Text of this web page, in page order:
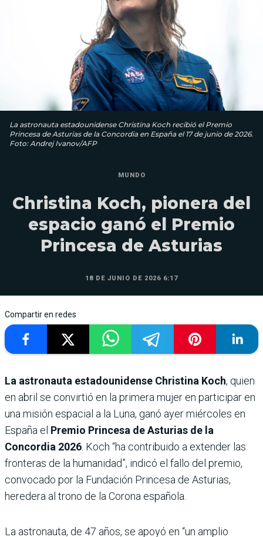
La astronauta estadounidense Christina Koch recibió el Premio
Princesa de Asturias de la Concordia en España el 17 de junio de 2026.
Foto: Andrej Ivanov/AFP
MUNDO
Christina Koch, pionera del
espacio ganó el Premio
Princesa de Asturias
18 DE JUNIO DE 2026 6:17
Compartir en redes
La astronauta estadounidense Christina Koch, quien
en abril se convirtió en la primera mujer en participar en
una misión espacial a la Luna, ganó ayer miércoles en
España el Premio Princesa de Asturias de la
Concordia 2026 . Koch “ha contribuido a extender las
fronteras de la humanidad”, indicó el fallo del premio,
convocado por la Fundación Princesa de Asturias,
heredera al trono de la Corona española.
La astronauta, de 47 años, se apoyó en “un amplio